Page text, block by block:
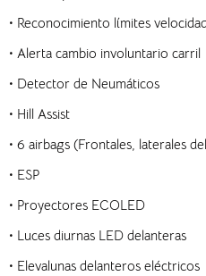
• Reconocimiento límites
• Alerta cambio involuntario carril
• Detector de Neumáticos
• Hill Assist
• 6 airbags (Frontales, laterales
• ESP
• Proyectores ECOLED
• Luces diurnas LED delanteras
• Elevalunas delanteros eléctricos